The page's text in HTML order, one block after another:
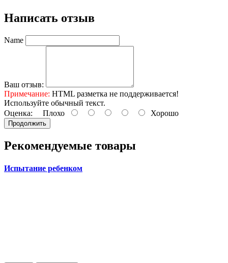
Написать отзыв
Name
Ваш отзыв:
Примечание: HTML разметка не поддерживается!
Используйте обычный текст.
Оценка: Плохо Хорошо
Продолжить
Рекомендуемые товары
Испытание ребенком